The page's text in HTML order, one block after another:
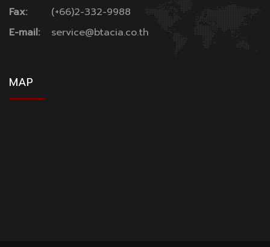
Fax:
(+66)2-332-9988
E-mail:
service@btacia.co.th
MAP